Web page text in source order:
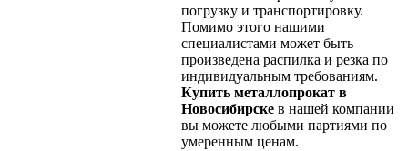
погрузку и транспортировку.
Помимо этого нашими
специалистами может быть
произведена распилка и резка по
индивидуальным требованиям.
Купить металлопрокат в
Новосибирске в нашей компании
вы можете любыми партиями по
умеренным ценам.